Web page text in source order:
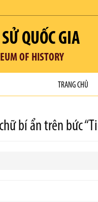
QUỐC GIA
OF HISTORY
TRANG CHỦ
bí ẩn trên bức